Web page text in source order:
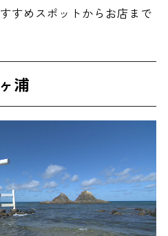
すめスポットからお店まで
浦